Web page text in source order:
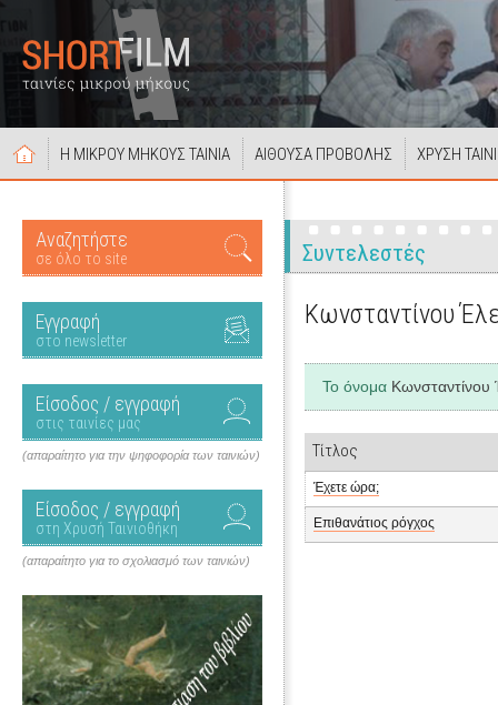
Η ΜΙΚΡΟΥ ΜΗΚΟΥΣ ΤΑΙΝΙΑ ΑΙΘΟΥΣΑ ΠΡΟΒΟΛΗΣ ΧΡΥΣΗ
Αναζητήστε
σε όλο το site
Εγγραφή
στο newsletter
Είσοδος / εγγραφή
στις ταινίες μας
(απαραίτητο για την ψηφοφορία των ταινιών)
Είσοδος / εγγραφή
στη Χρυσή Ταινιοθήκη
(απαραίτητο για το σχολιασμό των ταινιών)
Συντελεστές
Κωνσταντίνου
Το όνομα Κωνσταντίνου
Τίτλος
Έχετε ώρα;
Επιθανάτιος ρόγχος